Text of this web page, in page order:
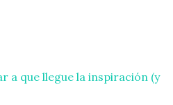
a que llegue la inspiración (y